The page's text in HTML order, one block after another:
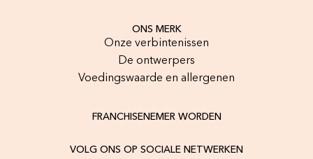
ONS MERK
Onze verbintenissen
De ontwerpers
Voedingswaarde en allergenen
FRANCHISENEMER WORDEN
VOLG ONS OP SOCIALE NETWERKEN